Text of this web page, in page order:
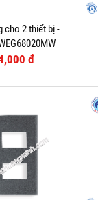
cho 2 thiết bị -
đ